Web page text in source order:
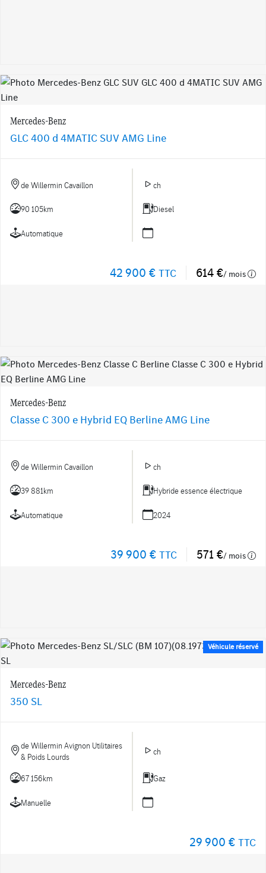
Mercedes-Benz
GLC 400 d 4MATIC SUV AMG Line
de Willermin Cavaillon ch
90 105km Diesel
Automatique
42 900 € TTC 614 €/ mois
Mercedes-Benz
Classe C 300 e Hybrid EQ Berline AMG Line
de Willermin Cavaillon ch
39 881km Hybride essence électrique
Automatique 2024
39 900 € TTC 571 €/ mois
Véhicule réservé
Mercedes-Benz
350 SL
de Willermin Avignon Utilitaires
& Poids Lourds
ch
67 156km Gaz
Manuelle
29 900 € TTC